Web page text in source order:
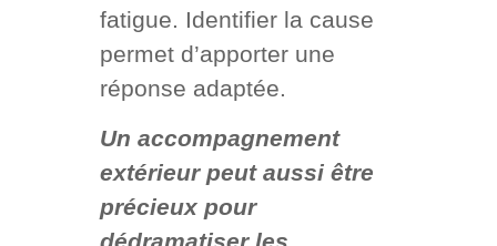
fatigue. Identifier la cause
permet d’apporter une
réponse adaptée.
Un accompagnement
extérieur peut aussi être
précieux pour